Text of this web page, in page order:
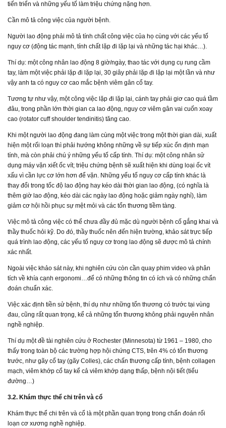
tiến triển và những yếu tố làm triệu chứng nặng hơn.
Cần mô tả công việc của người bệnh.
Người lao động phải mô tả tính chất công việc của họ cùng với các yếu tố
nguy cơ (động tác mạnh, tính chất lặp đi lặp lại và những tác hại khác…).
Thí dụ: một công nhân lao động 8 giờ/ngày, thao tác với dụng cụ rung cầm
tay, làm một việc phải lặp đi lặp lại, 30 giây phải lặp đi lặp lại một lần và như
vậy anh ta có nguy cơ cao mắc bệnh viêm gân cổ tay.
Tương tự như vậy, một công việc lặp đi lặp lại, cánh tay phải giơ cao quá tầm
đâu, trong phần lớn thời gian ca lao động, nguy cơ viêm gân vai cuốn xoay
cao (rotator cuff shoulder tendinitis) tăng cao.
Khi một người lao động đang làm cùng một việc trong một thời gian dài, xuất
hiện một rối loạn thì phải hướng không những về sự tiếp xúc ổn định mạn
tính, mà còn phải chú ý những yếu tố cấp tính. Thí dụ: một công nhân sử
dụng máy vặn xiết ốc vít; triệu chứng bệnh sẽ xuất hiện khi dùng loại ốc vít
xấu vì cần lực cơ lớn hơn để vặn. Những yếu tố nguy cơ cấp tính khác là
thay đổi trong tốc độ lao động hay kéo dài thời gian lao động, (có nghĩa là
thêm giờ lao động, kéo dài các ngày lao động hoặc giảm ngày nghỉ), làm
giảm cơ hội hồi phục sự mệt mỏi và các tổn thương tiềm tàng.
Việc mô tả công việc có thể chưa đầy đủ mặc dù người bệnh cố gắng khai và
thầy thuốc hỏi kỹ. Do đó, thầy thuốc nên đến hiện trường, khảo sát trực tiếp
quá trình lao động, các yếu tố nguy cơ trong lao động sẽ được mô tả chính
xác nhất.
Ngoài việc khảo sát này, khi nghiên cứu còn cần quay phim video và phân
tích về khía cạnh ergonomi…để có những thông tin có ích và có những chẩn
đoán chuẩn xác.
Việc xác định tiền sử bệnh, thí dụ như những tổn thương có trước tại vùng
đau, cũng rất quan trọng, kể cả những tổn thương không phải nguyên nhân
nghề nghiệp.
Thí dụ một đề tài nghiên cứu ở Rochester (Minnesota) từ 1961 – 1980, cho
thấy trong toàn bộ các trường hợp hội chứng CTS, trên 4% có tổn thương
trước, như gãy cổ tay (gãy Colles), các chấn thương cấp tính, bệnh collagen
mạch, viêm khớp cổ tay kể cả viêm khớp dạng thấp, bệnh nội tiết (tiểu
đường…)
3.2. Khám thực thể chi trên và cổ
Khám thực thể chi trên và cổ là một phần quan trọng trong chẩn đoán rối
loạn cơ xương nghề nghiệp.